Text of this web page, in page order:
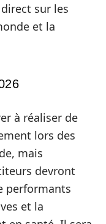
sur les
et la
à réaliser de
lors des
mais
devront
performants
et la